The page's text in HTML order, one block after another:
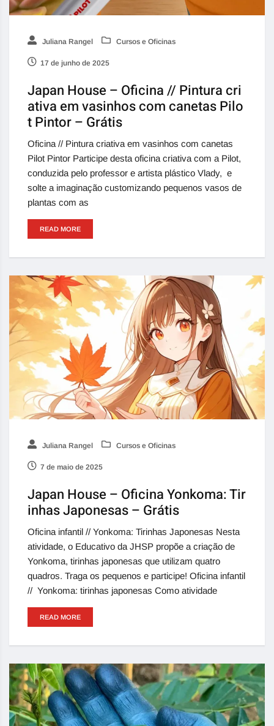
Juliana Rangel Cursos e Oficinas
17 de junho de 2025
Japan House – Oficina // Pintura cri
ativa em vasinhos com canetas Pilo
t Pintor – Grátis
Oficina // Pintura criativa em vasinhos com canetas
Pilot Pintor Participe desta oficina criativa com a Pilot,
conduzida pelo professor e artista plástico Vlady, e
solte a imaginação customizando pequenos vasos de
plantas com as
READ MORE
Juliana Rangel Cursos e Oficinas
7 de maio de 2025
Japan House – Oficina Yonkoma: Tir
inhas Japonesas – Grátis
Oficina infantil // Yonkoma: Tirinhas Japonesas Nesta
atividade, o Educativo da JHSP propõe a criação de
Yonkoma, tirinhas japonesas que utilizam quatro
quadros. Traga os pequenos e participe! Oficina infantil
// Yonkoma: tirinhas japonesas Como atividade
READ MORE